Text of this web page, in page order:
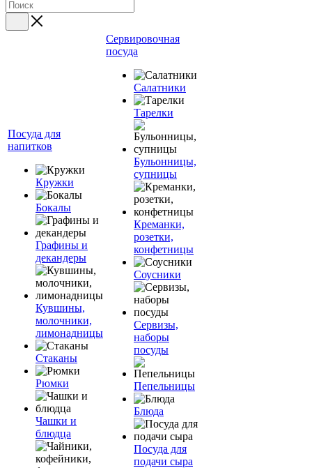
Посуда для
напитков
Кружки
Бокалы
Графины и
декандеры
Кувшины,
молочники,
лимонадницы
Стаканы
Рюмки
Чашки и
блюдца
Сервировочная
посуда
Салатники
Тарелки
Бульонницы,
супницы
Креманки,
розетки,
конфетницы
Соусники
Сервизы,
наборы
посуды
Пепельницы
Блюда
Посуда для
подачи сыра